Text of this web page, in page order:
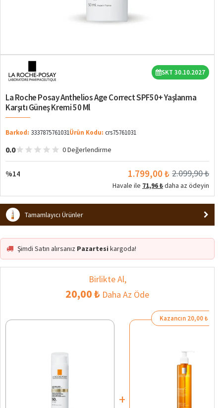
%14
SKT 30.10.2027
La Roche Posay Anthelios Age Correct SPF50+ Yaşlanma
Karşıtı Güneş Kremi 50 Ml
Barkod: 3337875761031Ürün Kodu: crs75761031
0.0 0 Değerlendirme
%14 1.799,00 ₺ 2.099,90 ₺
Havale ile 71,96 ₺daha az ödeyin
Tamamlayıcı Ürünler
Şimdi Satın alırsanız Pazartesi kargoda!
Birlikte Al,
20,00 ₺ Daha Az Öde
+
Kazancın 20,00 ₺